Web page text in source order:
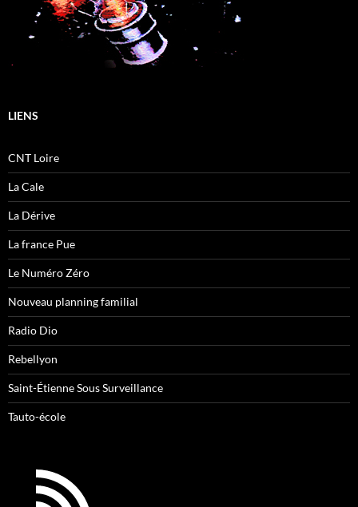
LIENS
CNT Loire
La Cale
La Dérive
La france Pue
Le Numéro Zéro
Nouveau planning familial
Radio Dio
Rebellyon
Saint-Étienne Sous Surveillance
Tauto-école